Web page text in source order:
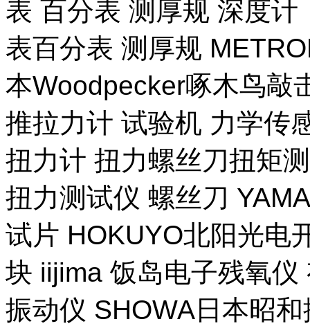
表 百分表 测厚规 深度
表百分表 测厚规
本Woodpecker啄木鸟敲
推拉力计 试验机 力学传
扭力计 扭力螺丝刀扭矩
扭力测试仪 螺丝刀
试片 HOKUYO北阳光电
块 iijima 饭岛电子残氧
振动仪 SHOWA日本昭